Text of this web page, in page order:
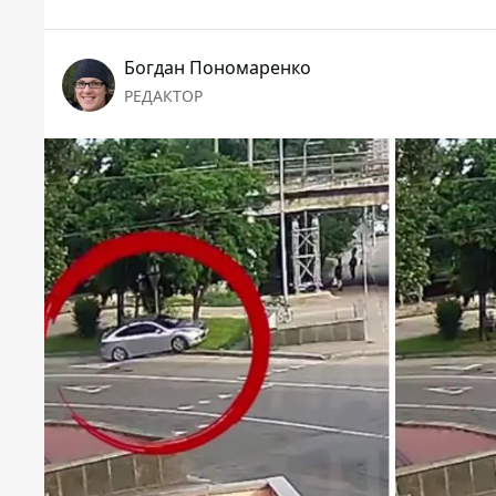
Богдан Пономаренко
РЕДАКТОР